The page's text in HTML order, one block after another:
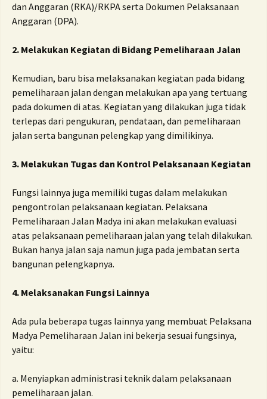
dan Anggaran (RKA)/RKPA serta Dokumen Pelaksanaan
Anggaran (DPA).
2. Melakukan Kegiatan di Bidang Pemeliharaan Jalan
Kemudian, baru bisa melaksanakan kegiatan pada bidang
pemeliharaan jalan dengan melakukan apa yang tertuang
pada dokumen di atas. Kegiatan yang dilakukan juga tidak
terlepas dari pengukuran, pendataan, dan pemeliharaan
jalan serta bangunan pelengkap yang dimilikinya.
3. Melakukan Tugas dan Kontrol Pelaksanaan Kegiatan
Fungsi lainnya juga memiliki tugas dalam melakukan
pengontrolan pelaksanaan kegiatan. Pelaksana
Pemeliharaan Jalan Madya ini akan melakukan evaluasi
atas pelaksanaan pemeliharaan jalan yang telah dilakukan.
Bukan hanya jalan saja namun juga pada jembatan serta
bangunan pelengkapnya.
4. Melaksanakan Fungsi Lainnya
Ada pula beberapa tugas lainnya yang membuat Pelaksana
Madya Pemeliharaan Jalan ini bekerja sesuai fungsinya,
yaitu:
a. Menyiapkan administrasi teknik dalam pelaksanaan
pemeliharaan jalan.